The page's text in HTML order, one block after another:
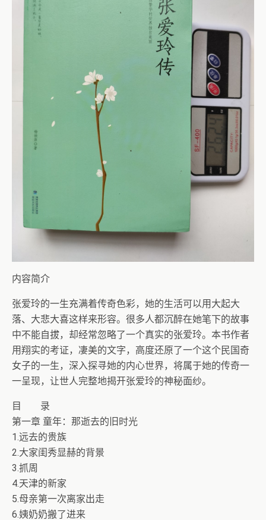
内容简介
张爱玲的一生充满着传奇色彩，她的生活可以用大起大
落、大悲大喜这样来形容。很多人都沉醉在她笔下的故事
中不能自拔，却经常忽略了一个真实的张爱玲。本书作者
用翔实的考证，凄美的文字，高度还原了一个这个民国奇
女子的一生，深入探寻她的内心世界，将属于她的传奇一
一呈现，让世人完整地揭开张爱玲的神秘面纱。
目 录
第一章 童年：那逝去的旧时光
1.远去的贵族
2.大家闺秀显赫的背景
3.抓周
4.天津的新家
5.母亲第一次离家出走
6.姨奶奶搬了进来